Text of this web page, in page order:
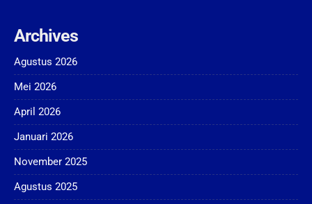
Archives
Agustus 2026
Mei 2026
April 2026
Januari 2026
November 2025
Agustus 2025